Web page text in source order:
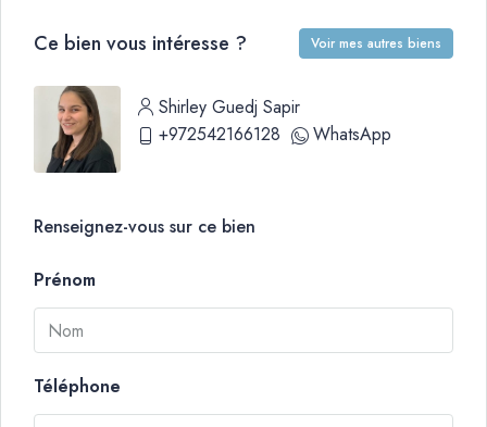
Ce bien vous intéresse ? Voir mes autres biens
Shirley Guedj Sapir
+972542166128
WhatsApp
Renseignez-vous sur ce bien
Prénom
Téléphone